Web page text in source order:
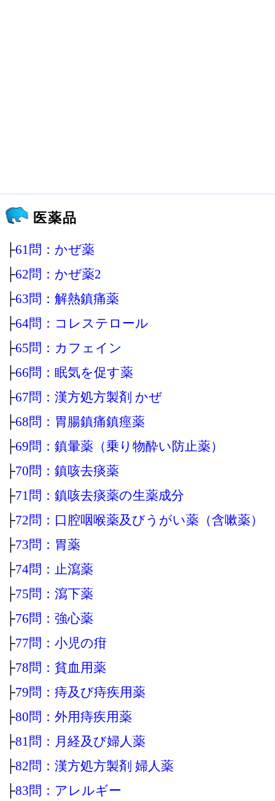
医薬品
├61問：かぜ薬
├62問：かぜ薬2
├63問：解熱鎮痛薬
├64問：コレステロール
├65問：カフェイン
├66問：眠気を促す薬
├67問：漢方処方製剤 かぜ
├68問：胃腸鎮痛鎮痙薬
├69問：鎮暈薬（乗り物酔い防止薬）
├70問：鎮咳去痰薬
├71問：鎮咳去痰薬の生薬成分
├72問：口腔咽喉薬及びうがい薬（含嗽薬）
├73問：胃薬
├74問：止瀉薬
├75問：瀉下薬
├76問：強心薬
├77問：小児の疳
├78問：貧血用薬
├79問：痔及び痔疾用薬
├80問：外用痔疾用薬
├81問：月経及び婦人薬
├82問：漢方処方製剤 婦人薬
├83問：アレルギー